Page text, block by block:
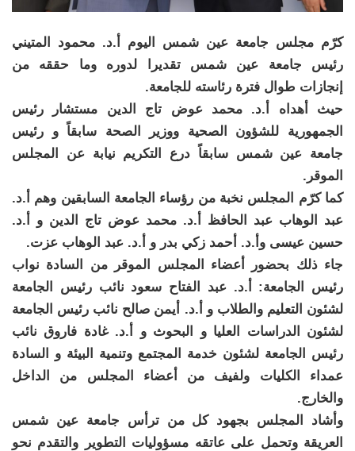
كرّم مجلس جامعة عين شمس اليوم أ.د. محمود المتيني
رئيس جامعة عين شمس تقديرا لدوره وما حققه من
إنجازات طوال فترة رئاسته للجامعة.
حيث أهداه أ.د. محمد عوض تاج الدين مستشار رئيس
الجمهورية للشؤون الصحية ووزير الصحة سابقاً و رئيس
جامعة عين شمس سابقاً درع التكريم نيابة عن المجلس
الموقر.
كما كرّم المجلس نخبة من رؤساء الجامعة السابقين وهم أ.د.
عبد الوهاب عبد الحافظ أ.د. محمد عوض تاج الدين و أ.د.
حسين عيسى وأ.د. أحمد زكي بدر و أ.د. عبد الوهاب عزت.
جاء ذلك بحضور أعضاء المجلس الموقر من السادة نواب
رئيس الجامعة: أ.د. عبد الفتاح سعود نائب رئيس الجامعة
لشئون التعليم والطلاب و أ.د. أيمن صالح نائب رئيس الجامعة
لشئون الدراسات العليا و البحوث و أ.د. غادة فاروق نائب
رئيس الجامعة لشئون خدمة المجتمع وتنمية البيئة و السادة
عمداء الكليات ولفيف من أعضاء المجلس من الداخل
والخارج.
وأشاد المجلس بجهود كل من ترأس جامعة عين شمس
العريقة وتحمل على عاتقه مسؤوليات التطوير والتقدم نحو